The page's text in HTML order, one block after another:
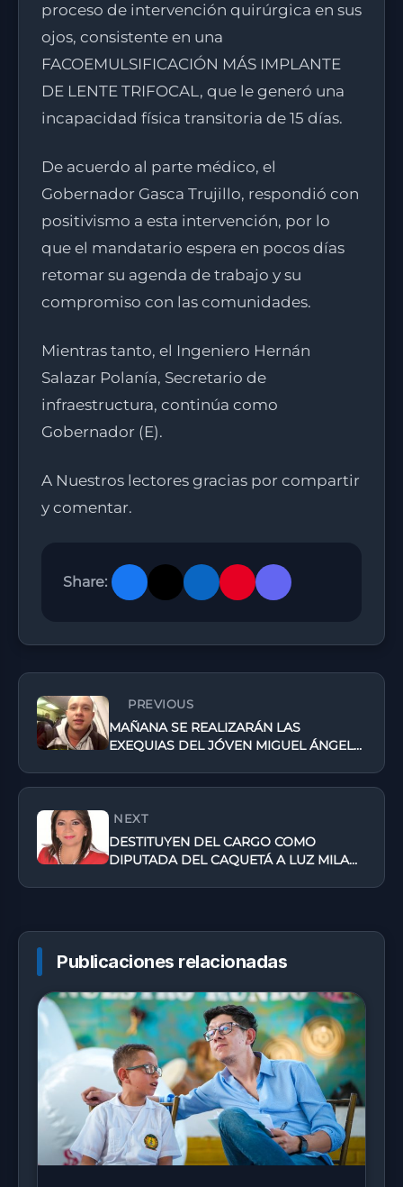
proceso de intervención quirúrgica en sus
ojos, consistente en una
FACOEMULSIFICACIÓN MÁS IMPLANTE
DE LENTE TRIFOCAL, que le generó una
incapacidad física transitoria de 15 días.
De acuerdo al parte médico, el
Gobernador Gasca Trujillo, respondió con
positivismo a esta intervención, por lo
que el mandatario espera en pocos días
retomar su agenda de trabajo y su
compromiso con las comunidades.
Mientras tanto, el Ingeniero Hernán
Salazar Polanía, Secretario de
infraestructura, continúa como
Gobernador (E).
A Nuestros lectores gracias por compartir
y comentar.
Share:
PREVIOUS
MAÑANA SE REALIZARÁN LAS
EXEQUIAS DEL JÓVEN MIGUEL ÁNGEL
NEXT
DESTITUYEN DEL CARGO COMO
DIPUTADA DEL CAQUETÁ A LUZ MILA
Publicaciones relacionadas